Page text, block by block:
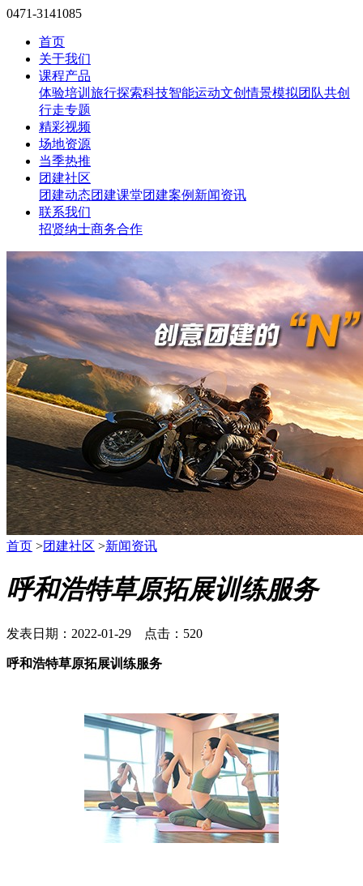
0471-3141085
首页
关于我们
课程产品
体验培训 旅行探索科技智能运动文创情景模拟团队共创
行走专题
精彩视频
场地资源
当季热推
团建社区
团建动态团建课堂团建案例 新闻资讯
联系我们
招贤纳士商务合作
首页 >团建社区 >新闻资讯
呼和浩特草原拓展训练服务
发表日期：2022-01-29 点击：520
呼和浩特草原拓展训练服务